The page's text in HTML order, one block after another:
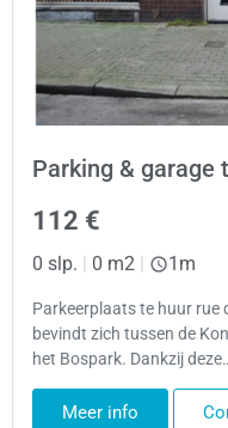
Parking & garage
112 €
0 slp. 0 m2 1m
Parkeerplaats te huur rue
bevindt zich tussen de
het Bospark. Dankzij
Meer info